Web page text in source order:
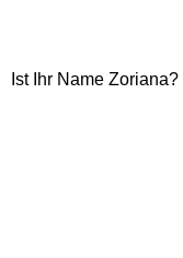
Ist Ihr Name Zoriana?